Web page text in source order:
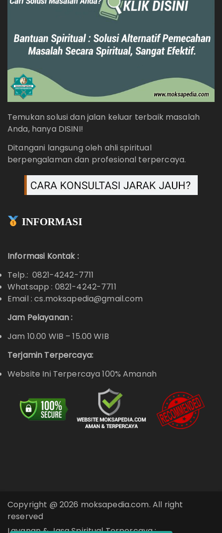
Temukan solusi dan jalan keluar terbaik masalah
Anda, hanya DISINI!
Ditangani langsung oleh ahli spiritual
berpengalaman dan profesional terpercaya.
INFORMASI
Informasi Kontak :
Telp.: 0821-4242-7711
Whatsapp : 0821-4242-7711
Email : cs.moksapedia@gmail.com
Jam Pelayanan :
Jam 10.00 WIB – 15.00 WIB
Terjamin Terpercaya:
Website Ini Terpercaya 100% Amanah
Copyright @ 2026 moksapedia.com. All right
reserved